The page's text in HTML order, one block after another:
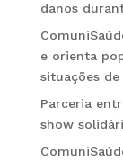
danos
e orienta
situações
Parceria
show